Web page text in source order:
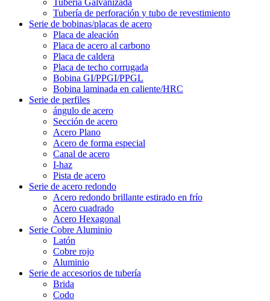
Tubería Galvanizada
Tubería de perforación y tubo de revestimiento
Serie de bobinas/placas de acero
Placa de aleación
Placa de acero al carbono
Placa de caldera
Placa de techo corrugada
Bobina GI/PPGI/PPGL
Bobina laminada en caliente/HRC
Serie de perfiles
ángulo de acero
Sección de acero
Acero Plano
Acero de forma especial
Canal de acero
I-haz
Pista de acero
Serie de acero redondo
Acero redondo brillante estirado en frío
Acero cuadrado
Acero Hexagonal
Serie Cobre Aluminio
Latón
Cobre rojo
Aluminio
Serie de accesorios de tubería
Brida
Codo